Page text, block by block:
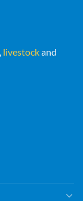
livestockand